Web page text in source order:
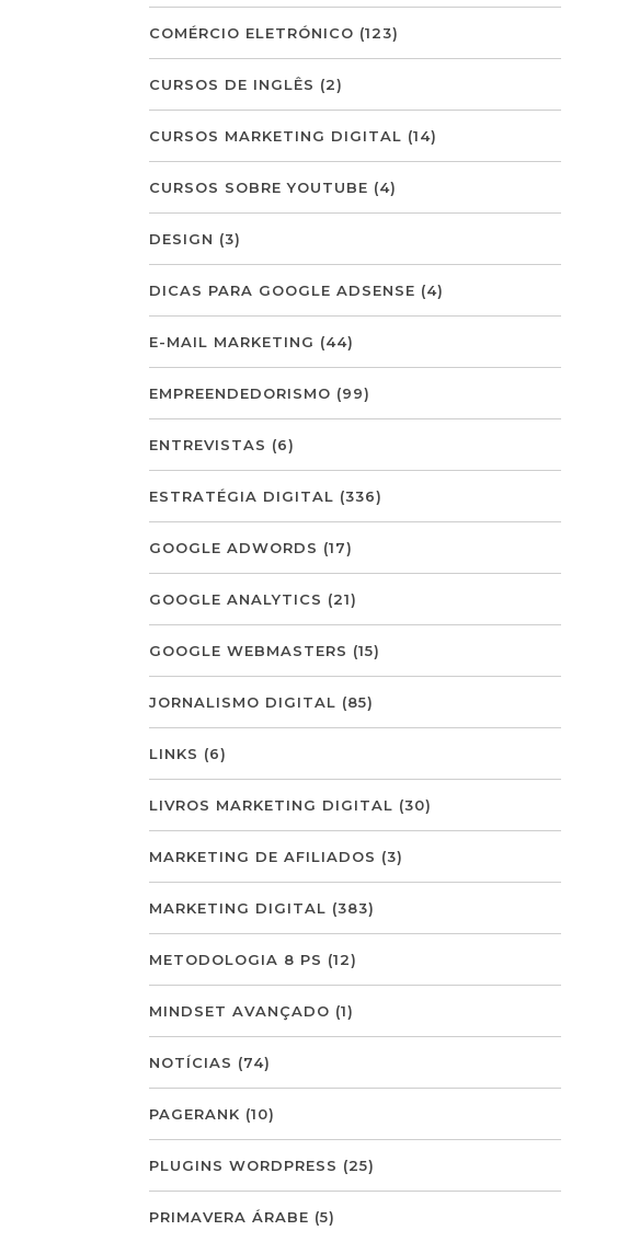
COMÉRCIO ELETRÓNICO (123)
CURSOS DE INGLÊS (2)
CURSOS MARKETING DIGITAL (14)
CURSOS SOBRE YOUTUBE (4)
DESIGN (3)
DICAS PARA GOOGLE ADSENSE (4)
E-MAIL MARKETING (44)
EMPREENDEDORISMO (99)
ENTREVISTAS (6)
ESTRATÉGIA DIGITAL (336)
GOOGLE ADWORDS (17)
GOOGLE ANALYTICS (21)
GOOGLE WEBMASTERS (15)
JORNALISMO DIGITAL (85)
LINKS (6)
LIVROS MARKETING DIGITAL (30)
MARKETING DE AFILIADOS (3)
MARKETING DIGITAL (383)
METODOLOGIA 8 PS (12)
MINDSET AVANÇADO (1)
NOTÍCIAS (74)
PAGERANK (10)
PLUGINS WORDPRESS (25)
PRIMAVERA ÁRABE (5)